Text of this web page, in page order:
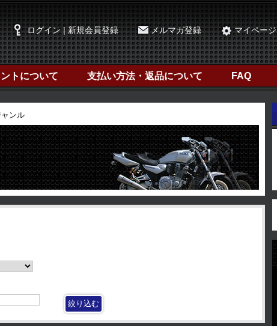
ログイン | 新規会員登録 メルマガ登録 マイページ
トについて 支払い方法・返品について FAQ
ンル